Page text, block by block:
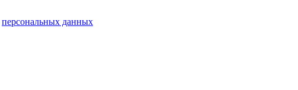
персональных данных